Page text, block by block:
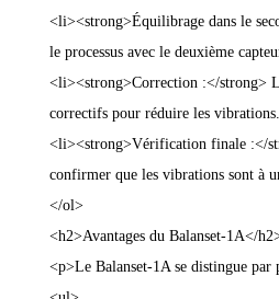
<li><strong>Équilibrage dans le
le processus avec le deuxième
<li><strong>Correction :</strong>
correctifs pour réduire les
<li><strong>Vérification finale :</
confirmer que les vibrations sont à
</ol>
<h2>Avantages du Balanset-1A</
<p>Le Balanset-1A se distingue par